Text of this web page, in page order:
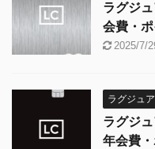
ラグジ
会費・
2025/7/
ラグジュ
ラグジ
年会費